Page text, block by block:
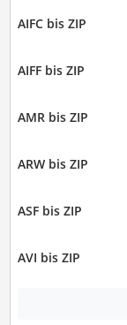
AIFC bis ZIP
AIFF bis ZIP
AMR bis ZIP
ARW bis ZIP
ASF bis ZIP
AVI bis ZIP